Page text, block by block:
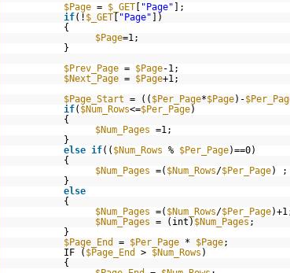
$Page = $_GET[ "Page" ];
if(! $_GET[ "Page" ])
{
$Page=1;
}
$Prev_Page = $Page-1;
$Next_Page = $Page+1;
$Page_Start = (( $Per_Page*$Page)-
if( $Num_Rows<=$Per_Page)
{
$Num_Pages =1;
}
else if(( $Num_Rows % $Per_Page)==0)
{
$Num_Pages =( $Num_Rows/$Per_Page) ;
}
else
{
$Num_Pages =( $Num_Rows/$Per_Page
$Num_Pages = (int) $Num_Pages ;
}
$Page_End = $Per_Page * $Page;
IF ( $Page_End > $Num_Rows )
{